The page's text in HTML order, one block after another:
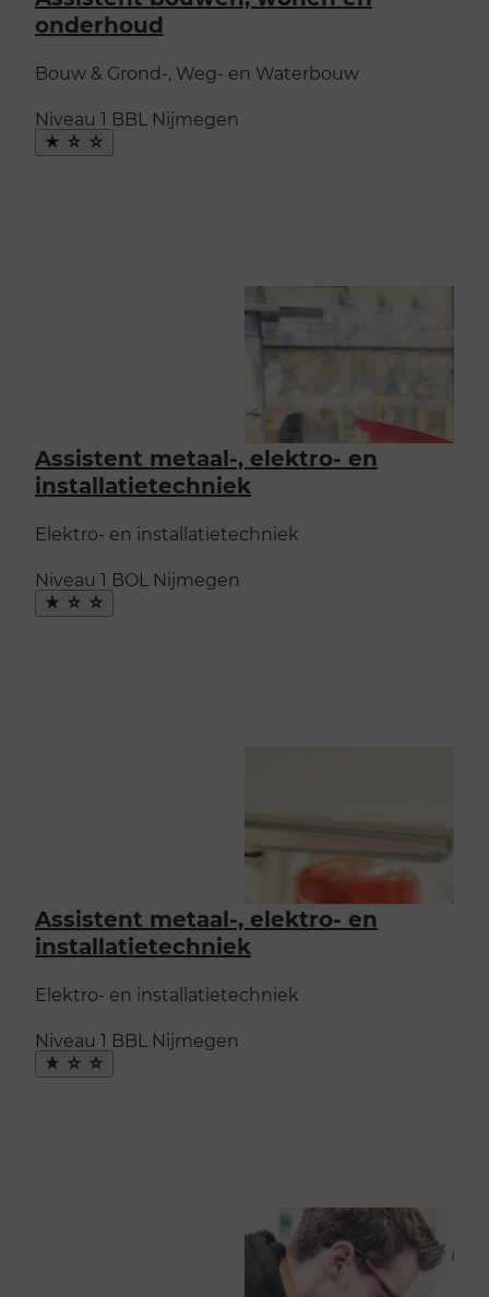
onderhoud
Bouw & Grond-, Weg- en Waterbouw
Niveau 1 BBL Nijmegen
Maak
favoriet
Assistent metaal-, elektro- en
installatietechniek
Elektro- en installatietechniek
Niveau 1 BOL Nijmegen
Maak
favoriet
Assistent metaal-, elektro- en
installatietechniek
Elektro- en installatietechniek
Niveau 1 BBL Nijmegen
Maak
favoriet